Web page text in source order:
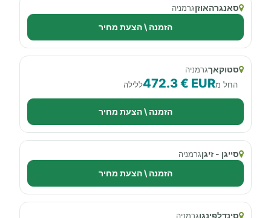
סאנגרהאוזןגרמניה
הזמנה \ הצעת מחיר
סטוקאךגרמניה
החל מ472.3 € EURללילה
הזמנה \ הצעת מחיר
סייגן - זיגןגרמניה
הזמנה \ הצעת מחיר
סינדלפינגןגרמניה